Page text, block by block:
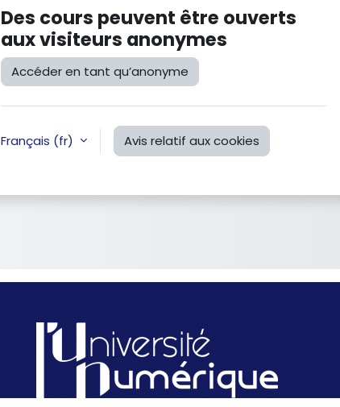
Des cours peuvent être ouverts
aux visiteurs anonymes
Accéder en tant qu’anonyme
Français ‎(fr)‎ Avis relatif aux cookies